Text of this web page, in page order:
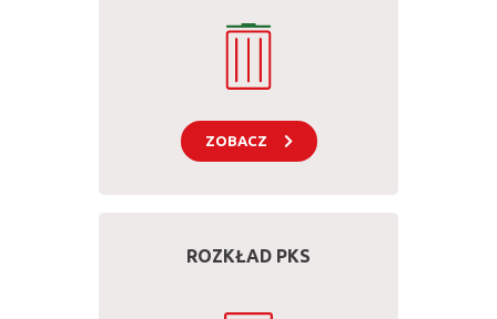
ZOBACZ
ROZKŁAD PKS